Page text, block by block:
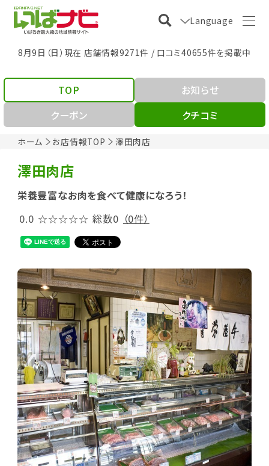
Language
8月9日（日）現在 店舗情報9271件 / 口コミ40655件を掲載中
ホーム お店情報TOP 澤田肉店
TOP
お知らせ
クーポン
クチコミ
澤田肉店
栄養豊富なお肉を食べて健康になろう！
0.0 ☆☆☆☆☆ 総数0 （0件）